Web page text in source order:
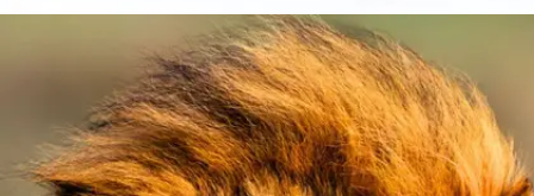
​​हेमिस नेशनल पार्क, लेह ​
हेमिस नेशनल पार्क के कारण लेह हिम तेंदुए देखने के रोमांच का केंद्र
बन गया है।